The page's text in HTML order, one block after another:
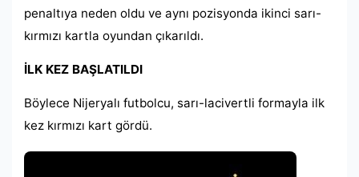
penaltıya neden oldu ve aynı pozisyonda ikinci sarı-
kırmızı kartla oyundan çıkarıldı.
İLK KEZ BAŞLATILDI
Böylece Nijeryalı futbolcu, sarı-lacivertli formayla ilk
kez kırmızı kart gördü.